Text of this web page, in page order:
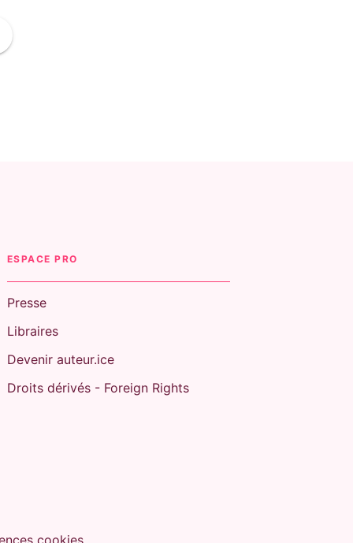
ESPACE PRO
Presse
Libraires
Devenir auteur.ice
Droits dérivés - Foreign Rights
cookies